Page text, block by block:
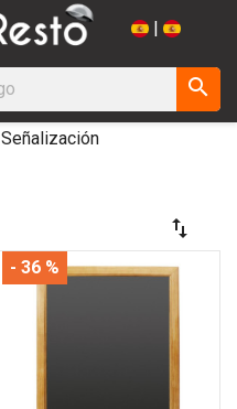
|
search
Señalización
swap_vert
- 36 %